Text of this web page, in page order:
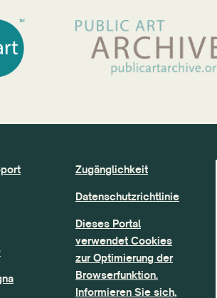
Zugänglichkeit
Datenschutzrichtlinie
Dieses Portal
verwendet Cookies
zur Optimierung der
Browserfunktion.
Informieren Sie sich,